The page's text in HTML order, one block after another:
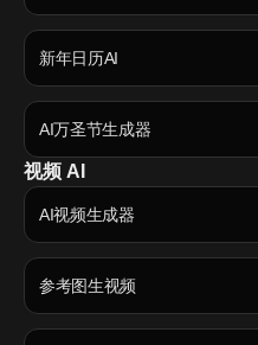
新年日历AI
AI万圣节生成器
视频 AI
AI视频生成器
参考图生视频